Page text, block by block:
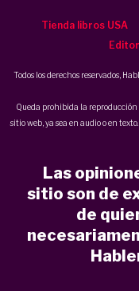
Tienda libros USA
Todos los derechos reservados,
Queda prohibida la
sitio web, ya sea en audio o en
Las
sitio son de
de